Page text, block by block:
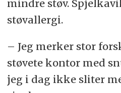
mindre støv.
støvallergi.
– Jeg merker stor
støvete kontor med
jeg i dag ikke sliter